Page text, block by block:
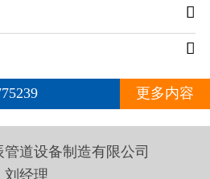


更多内容
管道设备制造有限公司
刘经理